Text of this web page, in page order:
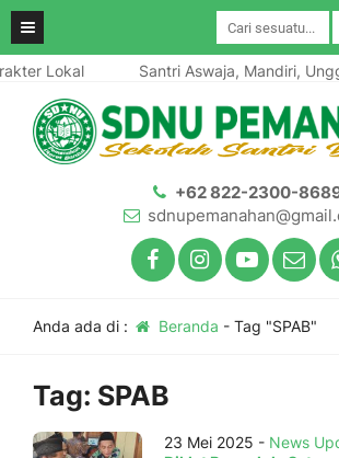
Lokal Santri Aswaja, Mandiri,
+62 822-2300-
Anda ada di : Beranda - Tag "SPAB"
Tag: SPAB
23 Mei 2025 - News